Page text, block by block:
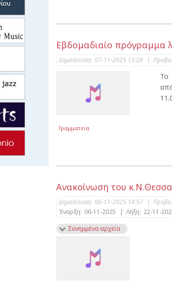
Εβδομαδιαίο πρόγραμμα
Δημοσίευση: 07-11-2025 13:28 |
Το
Γραμματεία
Ανακοίνωση του
Δημοσίευση: 06-11-2025 14:57 |
Έναρξη: 06-11-2025 | Λήξη: 22-11-
Συνημμένα αρχεία